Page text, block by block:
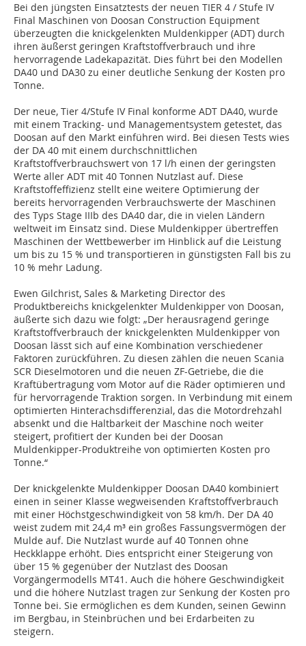
Bei den jüngsten Einsatztests der neuen TIER 4 / Stufe IV
Final Maschinen von Doosan Construction Equipment
überzeugten die knickgelenkten Muldenkipper (ADT) durch
ihren äußerst geringen Kraftstoffverbrauch und ihre
hervorragende Ladekapazität. Dies führt bei den Modellen
DA40 und DA30 zu einer deutliche Senkung der Kosten pro
Tonne.
Der neue, Tier 4/Stufe IV Final konforme ADT DA40, wurde
mit einem Tracking- und Managementsystem getestet, das
Doosan auf den Markt einführen wird. Bei diesen Tests wies
der DA 40 mit einem durchschnittlichen
Kraftstoffverbrauchswert von 17 l/h einen der geringsten
Werte aller ADT mit 40 Tonnen Nutzlast auf. Diese
Kraftstoffeffizienz stellt eine weitere Optimierung der
bereits hervorragenden Verbrauchswerte der Maschinen
des Typs Stage IIIb des DA40 dar, die in vielen Ländern
weltweit im Einsatz sind. Diese Muldenkipper übertreffen
Maschinen der Wettbewerber im Hinblick auf die Leistung
um bis zu 15 % und transportieren in günstigsten Fall bis zu
10 % mehr Ladung.
Ewen Gilchrist, Sales & Marketing Director des
Produktbereichs knickgelenkter Muldenkipper von Doosan,
äußerte sich dazu wie folgt: „Der herausragend geringe
Kraftstoffverbrauch der knickgelenkten Muldenkipper von
Doosan lässt sich auf eine Kombination verschiedener
Faktoren zurückführen. Zu diesen zählen die neuen Scania
SCR Dieselmotoren und die neuen ZF-Getriebe, die die
Kraftübertragung vom Motor auf die Räder optimieren und
für hervorragende Traktion sorgen. In Verbindung mit einem
optimierten Hinterachsdifferenzial, das die Motordrehzahl
absenkt und die Haltbarkeit der Maschine noch weiter
steigert, profitiert der Kunden bei der Doosan
Muldenkipper-Produktreihe von optimierten Kosten pro
Tonne.“
Der knickgelenkte Muldenkipper Doosan DA40 kombiniert
einen in seiner Klasse wegweisenden Kraftstoffverbrauch
mit einer Höchstgeschwindigkeit von 58 km/h. Der DA 40
weist zudem mit 24,4 m³ ein großes Fassungsvermögen der
Mulde auf. Die Nutzlast wurde auf 40 Tonnen ohne
Heckklappe erhöht. Dies entspricht einer Steigerung von
über 15 % gegenüber der Nutzlast des Doosan
Vorgängermodells MT41. Auch die höhere Geschwindigkeit
und die höhere Nutzlast tragen zur Senkung der Kosten pro
Tonne bei. Sie ermöglichen es dem Kunden, seinen Gewinn
im Bergbau, in Steinbrüchen und bei Erdarbeiten zu
steigern.